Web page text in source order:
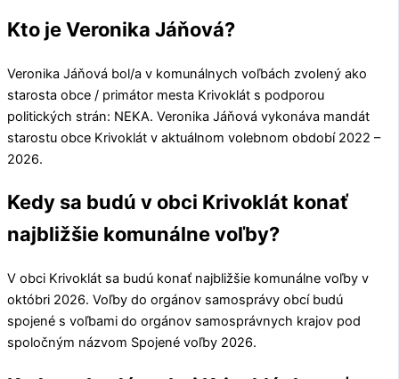
Kto je Veronika Jáňová?
Veronika Jáňová bol/a v komunálnych voľbách zvolený ako
starosta obce / primátor mesta Krivoklát s podporou
politických strán: NEKA. Veronika Jáňová vykonáva mandát
starostu obce Krivoklát v aktuálnom volebnom období 2022 –
2026.
Kedy sa budú v obci Krivoklát konať
najbližšie komunálne voľby?
V obci Krivoklát sa budú konať najbližšie komunálne voľby v
októbri 2026. Voľby do orgánov samosprávy obcí budú
spojené s voľbami do orgánov samosprávnych krajov pod
spoločným názvom Spojené voľby 2026.